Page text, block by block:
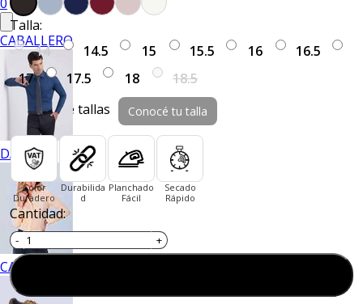
CABALLERO
DAMA
CALZADO
Talla:
14
14.5 15 15.5 16
16.5
17
17.5 18
18.5
Guía de tallas
Conocé tu talla
Color
Duradero
Durabilida
d
Planchado
Fácil
Secado
Rápido
Cantidad: